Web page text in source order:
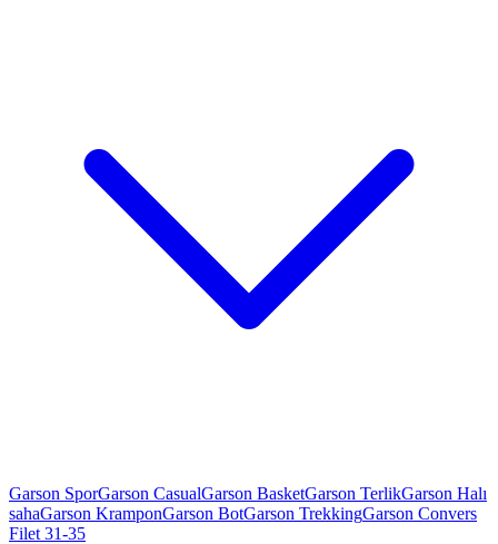
Garson SporGarson CasualGarson BasketGarson TerlikGarson Halı
sahaGarson KramponGarson BotGarson TrekkingGarson Convers
Filet 31-35